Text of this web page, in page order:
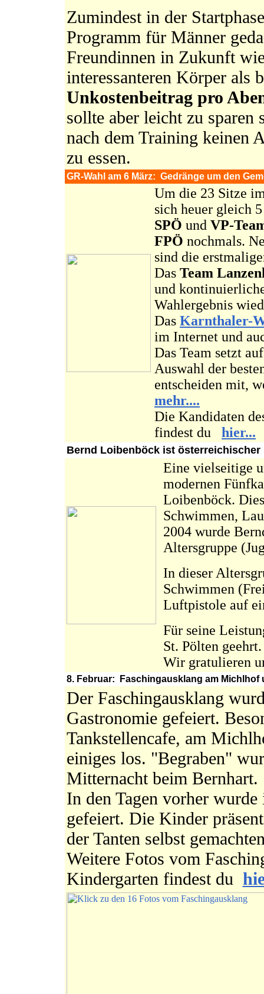
Zumindest in der
Programm für Männer
Freundinnen in Zukunft
interessanteren Körper als
Unkostenbeitrag pro
sollte aber leicht zu
nach dem Training keinen
zu essen.
GR-Wahl am 6 März: Gedränge um den
Um die 23 Sitze
sich heuer gleich
SPÖ und VP-
FPÖ nochmals.
sind die
Das Team
und
Wahlergebnis
Das Karnthaler-
im Internet und
Das Team setzt
Auswahl der
entscheiden
mehr....
Die Kandidaten
findest du hier...
Bernd Loibenböck ist
Eine vielseitige
modernen
Loibenböck.
Schwimmen,
2004 wurde
Altersgruppe
In dieser
Schwimmen
Luftpistole auf
Für seine
St. Pölten geehrt.
Wir gratulieren
8. Februar: Faschingausklang am Michlhof
Der Faschingausklang
Gastronomie gefeiert.
Tankstellencafe, am
einiges los. "Begraben"
Mitternacht beim Bernhart.
In den Tagen vorher
gefeiert. Die Kinder
der Tanten selbst
Weitere Fotos vom
Kindergarten findest du